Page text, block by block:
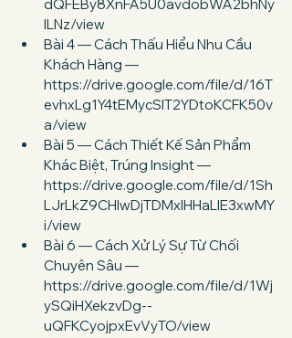
dQFEBy8XnFA5U0avdobWA2bhNy
ILNz/view
Bài 4 — Cách Thấu Hiểu Nhu Cầu
Khách Hàng —
https://drive.google.com/file/d/16T
evhxLg1Y4tEMycSIT2YDtoKCFK50v
a/view
Bài 5 — Cách Thiết Kế Sản Phẩm
Khác Biệt, Trúng Insight —
https://drive.google.com/file/d/1Sh
LJrLkZ9CHIwDjTDMxlHHaLIE3xwMY
i/view
Bài 6 — Cách Xử Lý Sự Từ Chối
Chuyên Sâu —
https://drive.google.com/file/d/1Wj
ySQiHXekzvDg--
uQFKCyojpxEvVyTO/view